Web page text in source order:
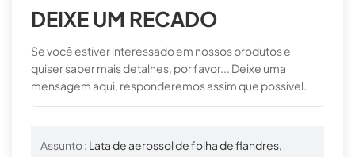
DEIXE UM RECADO
Se você estiver interessado em nossos produtos e
quiser saber mais detalhes, por favor... Deixe uma
mensagem aqui, responderemos assim que possível.
Assunto : Lata de aerossol de folha de flandres,